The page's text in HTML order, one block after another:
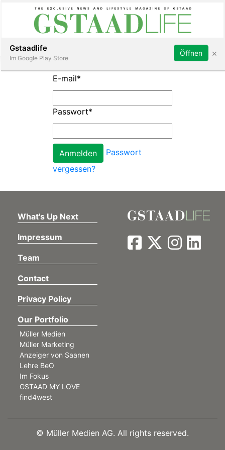
Subscribe Sign in
E-mail*
Passwort*
Passwort
vergessen?
What's Up Next
Impressum
Team
Contact
Privacy Policy
Our Portfolio
Müller Medien
Müller Marketing
Anzeiger von Saanen
Lehre BeO
Im Fokus
GSTAAD MY LOVE
find4west
© Müller Medien AG. All rights reserved.
Gstaadlife
Im Google Play Store
Öffnen ×